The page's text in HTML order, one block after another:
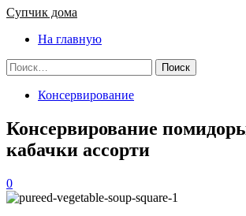
Основное
Супчик дома
На главную
Найти:
Консервирование
Консервирование
кабачки ассорти
0